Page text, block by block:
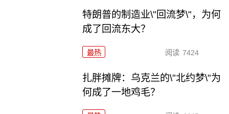
特朗普的制造业\"回流梦\"，为何
成了回流东大？
最热 阅读 7424
扎胖摊牌：乌克兰的\"北约梦\"为
何成了一地鸡毛？